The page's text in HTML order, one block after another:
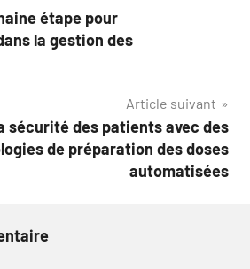
étape pour
la gestion des
Article suivant
sécurité des patients avec des
de préparation des doses
automatisées